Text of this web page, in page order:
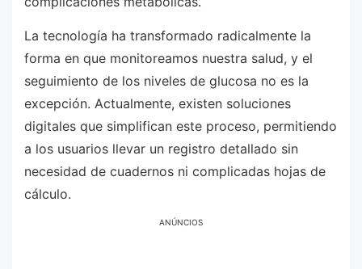
La tecnología ha transformado radicalmente la
forma en que monitoreamos nuestra salud, y el
seguimiento de los niveles de glucosa no es la
excepción. Actualmente, existen soluciones
digitales que simplifican este proceso, permitiendo
a los usuarios llevar un registro detallado sin
necesidad de cuadernos ni complicadas hojas de
cálculo.
ANÚNCIOS